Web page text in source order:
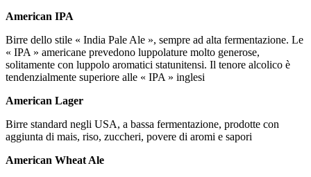
American IPA
Birre dello stile « India Pale Ale », sempre ad alta fermentazione. Le
« IPA » americane prevedono luppolature molto generose,
solitamente con luppolo aromatici statunitensi. Il tenore alcolico è
tendenzialmente superiore alle « IPA » inglesi
American Lager
Birre standard negli USA, a bassa fermentazione, prodotte con
aggiunta di mais, riso, zuccheri, povere di aromi e sapori
American Wheat Ale